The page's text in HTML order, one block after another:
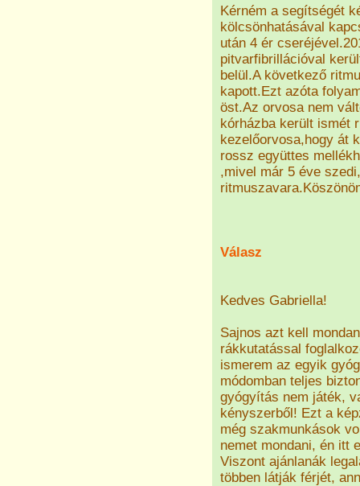
Kérném a segítségét
kölcsönhatásával
után 4 ér
pitvarfibrillációval
belül.A következő
kapott.Ezt azóta
öst.Az orvosa nem
kórházba került ismét
kezelőorvosa,hogy át
rossz együttes
,mivel már 5 éve
Válasz
Kedves Gabriella!
Sajnos azt kell
rákkutatással
ismerem az egyik
módomban teljes
gyógyítás nem játék,
kényszerből! Ezt a
még szakmunkások
nemet mondani, én itt
Viszont ajánlanák
többen látják férjét,